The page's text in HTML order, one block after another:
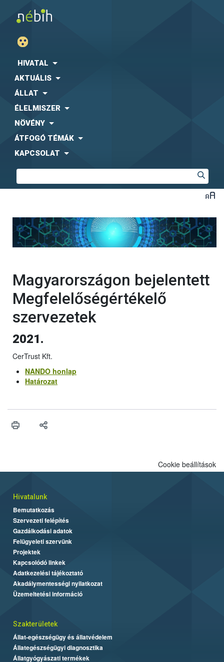
HIVATAL
AKTUÁLIS
ÁLLAT
ÉLELMISZER
NÖVÉNY
ÁTFOGÓ TÉMÁK
KAPCSOLAT
Magyarországon bejelentett
Megfelelőségértékelő
szervezetek
2021.
CerTrust Kft.
NANDO honlap
Határozat
Cookie beállítások
Hivatalunk
Bemutatkozás
Szervezeti felépítés
Gazdálkodási adatok
Felügyeleti szervünk
Projektek
Kapcsolódó linkek
Adatkezelési tájékoztató
Akadálymentességi nyilatkozat
Üzemeltetési információ
Szakterületek
Állat-egészségügy és állatvédelem
Állategészségügyi diagnosztika
Állatgyógyászati termékek